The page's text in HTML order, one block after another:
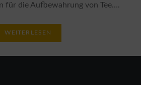
für die Aufbewahrung von Tee….
WEITERLESEN